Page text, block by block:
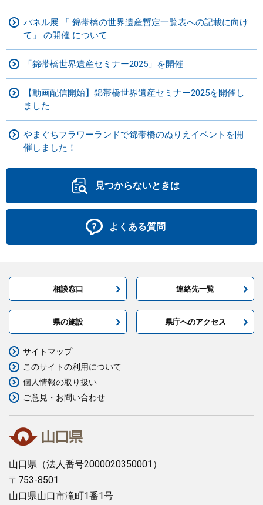
パネル展 「 錦帯橋の世界遺産暫定一覧表への記載に向け
て」 の開催 について
「錦帯橋世界遺産セミナー2025」を開催
【動画配信開始】錦帯橋世界遺産セミナー2025を開催し
ました
やまぐちフラワーランドで錦帯橋のぬりえイベントを開
催しました！
見つからないときは
よくある質問
相談窓口 連絡先一覧
県の施設 県庁へのアクセス
山口県 （法人番号2000020350001）
〒753-8501
山口県山口市滝町1番1号
サイトマップ
このサイトの利用について
個人情報の取り扱い
ご意見・お問い合わせ